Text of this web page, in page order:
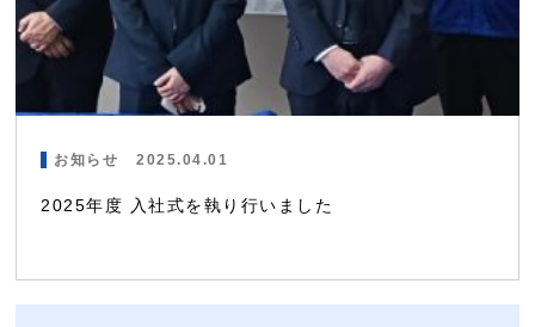
お知らせ 2025.04.01
2025年度 入社式を執り行いました